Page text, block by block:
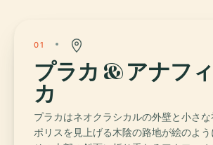
01
プラカ & アナフ
カ
プラカはネオクラシカルの外壁と小さ
ポリスを見上げる木陰の路地が絵のよう